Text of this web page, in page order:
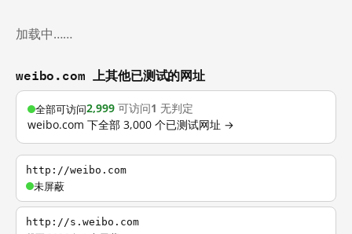
加载中……
weibo.com 上其他已测试的网址
全部可访问2,999 可访问1 无判定
weibo.com 下全部 3,000 个已测试网址 →
http://weibo.com
未屏蔽
http://s.weibo.com